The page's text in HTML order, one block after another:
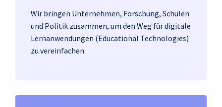
Wir bringen Unternehmen, Forschung, Schulen
und Politik zusammen, um den Weg für digitale
Lernanwendungen (Educational Technologies)
zu vereinfachen.